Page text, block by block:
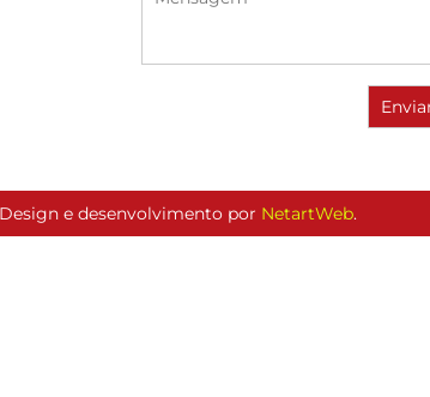
e desenvolvimento por NetartWeb.